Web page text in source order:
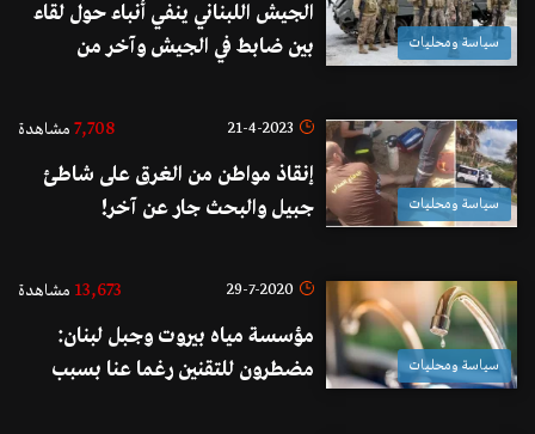
سياسة ومحليات
الجيش اللبناني ينفي أنباء حول لقاء
بين ضابط في الجيش وآخر من
المتحدة الأميركية
سياسة ومحليات
21-4-2023
7,708 مشاهدة
إنقاذ مواطن من الغرق على شاطئ
جبيل والبحث جار عن آخر!
سياسة ومحليات
29-7-2020
13,673 مشاهدة
مؤسسة مياه بيروت وجبل لبنان:
مضطرون للتقنين رغما عنا بسبب